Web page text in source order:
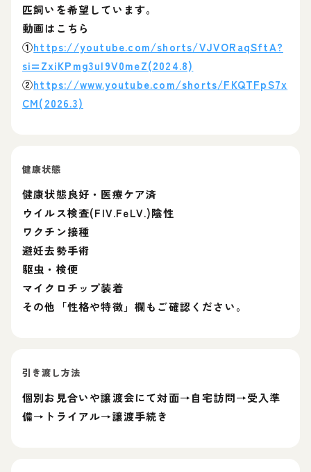
匹飼いを希望しています。
動画はこちら
①https://youtube.com/shorts/VJVORaqSftA?
si=ZxiKPmg3ul9V0meZ(2024.8)
②https://www.youtube.com/shorts/FKQTFpS7x
CM(2026.3)
健康状態
健康状態良好・医療ケア済
ウイルス検査(FIV.FeLV.)陰性
ワクチン接種
避妊去勢手術
駆虫・検便
マイクロチップ装着
その他「性格や特徴」欄もご確認ください。
引き渡し方法
個別お見合いや譲渡会にて対面→自宅訪問→受入準
備→トライアル→譲渡手続き